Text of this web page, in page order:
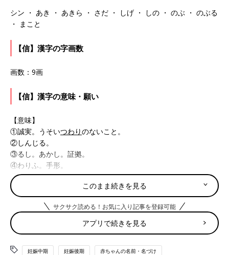
シン ・ あき ・ あきら ・ さだ ・ しげ ・ しの ・ のぶ ・ のぶる
・ まこと
【信】漢字の字画数
画数：9画
【信】漢字の意味・願い
【意味】
①誠実。うそいつわりのないこと。
②しんじる。
③るし。あかし。証拠。
④わりふ。手形。
⑤伝達の合図。めじるし。
⑥たより。手紙。
【願い】
誠実な人柄で、信頼を裏切らない人望の厚い人に育ってほしいと
願って。互いに信頼し合える仲間に恵まれて、豊かな人生が送れ
るようにという気持ちも込めて。
このまま続きを見る
サクサク読める！お気に入り記事を登録可能
アプリで続きを見る
妊娠中期 妊娠後期 赤ちゃんの名前・名づけ